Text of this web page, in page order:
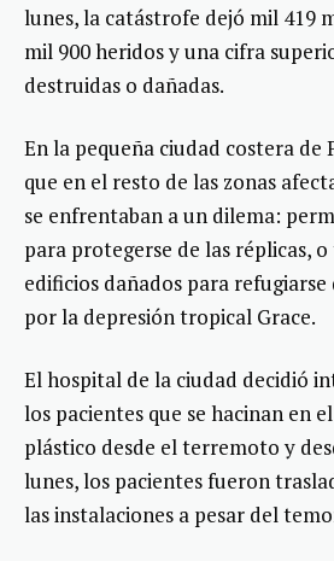
lunes, la catástrofe dejó mil 419
mil 900 heridos y una cifra
destruidas o dañadas.
En la pequeña ciudad costera de
que en el resto de las zonas
se enfrentaban a un dilema:
para protegerse de las réplicas,
edificios dañados para
por la depresión tropical Grace.
El hospital de la ciudad decidió
los pacientes que se hacinan en
plástico desde el terremoto y
lunes, los pacientes fueron
las instalaciones a pesar del